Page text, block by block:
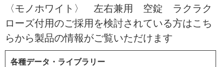
〈モノホワイト〉 左右兼用 空錠 ラクラク
ローズ付用のご採用を検討されている方はこち
らから製品の情報がご覧いただけます
各種データ・ライブラリー